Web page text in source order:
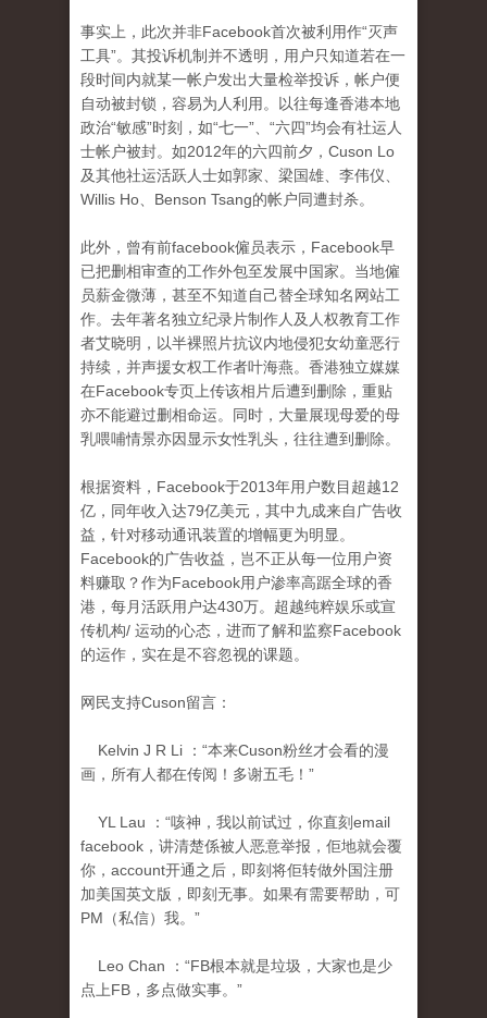
事实上，此次并非Facebook首次被利用作“灭声
工具”。其投诉机制并不透明，用户只知道若在一
段时间内就某一帐户发出大量检举投诉，帐户便
自动被封锁，容易为人利用。以往每逢香港本地
政治“敏感”时刻，如“七一”、“六四”均会有社运人
士帐户被封。如2012年的六四前夕，Cuson Lo
及其他社运活跃人士如郭家、梁国雄、李伟仪、
Willis Ho、Benson Tsang的帐户同遭封杀。
此外，曾有前facebook僱员表示，Facebook早
已把删相审查的工作外包至发展中国家。当地僱
员薪金微薄，甚至不知道自己替全球知名网站工
作。去年著名独立纪录片制作人及人权教育工作
者艾晓明，以半裸照片抗议内地侵犯女幼童恶行
持续，并声援女权工作者叶海燕。香港独立媒媒
在Facebook专页上传该相片后遭到删除，重贴
亦不能避过删相命运。同时，大量展现母爱的母
乳喂哺情景亦因显示女性乳头，往往遭到删除。
根据资料，Facebook于2013年用户数目超越12
亿，同年收入达79亿美元，其中九成来自广告收
益，针对移动通讯装置的增幅更为明显。
Facebook的广告收益，岂不正从每一位用户资
料赚取？作为Facebook用户渗率高踞全球的香
港，每月活跃用户达430万。超越纯粹娱乐或宣
传机构/ 运动的心态，进而了解和监察Facebook
的运作，实在是不容忽视的课题。
网民支持Cuson留言：
Kelvin J R Li ：“本来Cuson粉丝才会看的漫
画，所有人都在传阅！多谢五毛！”
YL Lau ：“咳神，我以前试过，你直刻email
facebook，讲清楚係被人恶意举报，佢地就会覆
你，account开通之后，即刻将佢转做外国注册
加美国英文版，即刻无事。如果有需要帮助，可
PM（私信）我。”
Leo Chan ：“FB根本就是垃圾，大家也是少
点上FB，多点做实事。”